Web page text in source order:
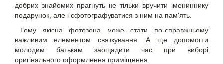
добрих знайомих прагнуть не тільки вручити імениннику
подарунок, але і сфотографуватися з ним на пам'ять.
Тому якісна фотозона може стати по-справжньому
важливим елементом святкування. А ще допомогти
молодим батькам заощадити час при виборі
оригінального оформлення приміщення.